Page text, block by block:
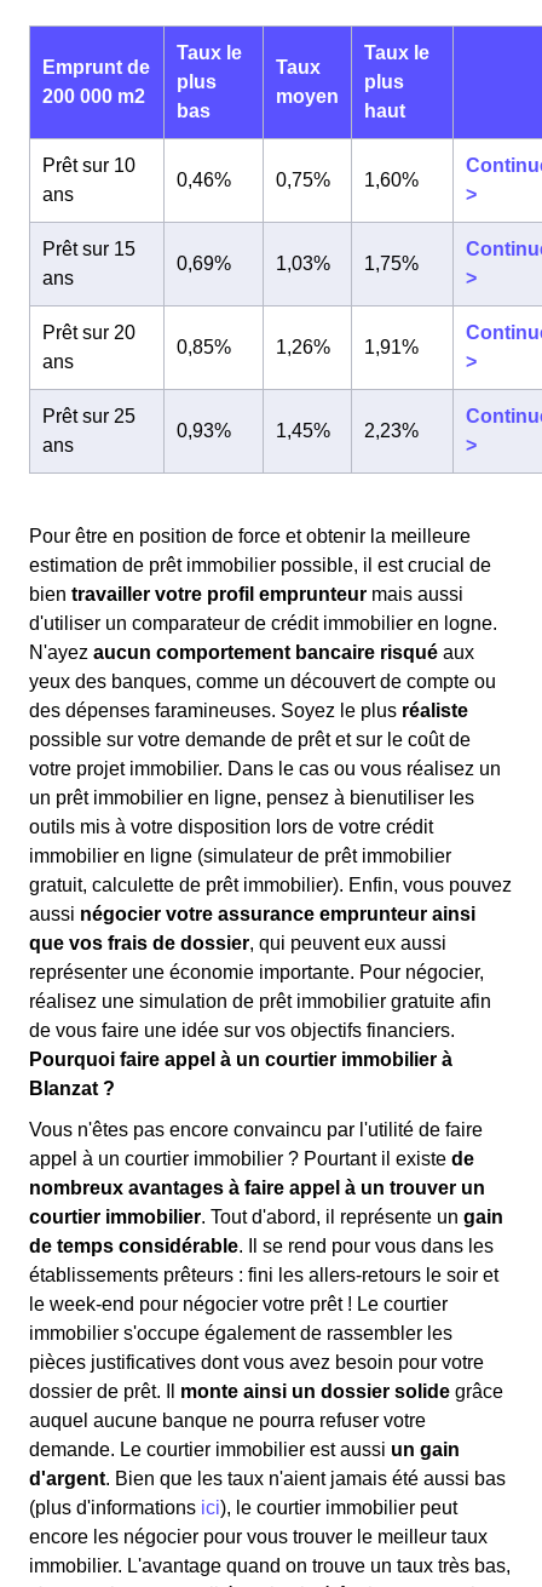
Emprunt de
200 000 m2
Taux le
plus
bas
Taux
moyen
Taux le
plus
haut
Prêt sur 10
ans
0,46% 0,75% 1,60%
>
Prêt sur 15
ans
0,69% 1,03% 1,75%
>
Prêt sur 20
ans
0,85% 1,26% 1,91%
>
Prêt sur 25
ans
0,93% 1,45% 2,23%
>
Pour être en position de force et obtenir la meilleure
estimation de prêt immobilier possible, il est crucial de
bien travailler votre profil emprunteur mais aussi
d'utiliser un comparateur de crédit immobilier en logne.
N'ayez aucun comportement bancaire risqué aux
yeux des banques, comme un découvert de compte ou
des dépenses faramineuses. Soyez le plus réaliste
possible sur votre demande de prêt et sur le coût de
votre projet immobilier. Dans le cas ou vous réalisez un
un prêt immobilier en ligne, pensez à bienutiliser les
outils mis à votre disposition lors de votre crédit
immobilier en ligne (simulateur de prêt immobilier
gratuit, calculette de prêt immobilier). Enfin, vous pouvez
aussi négocier votre assurance emprunteur ainsi
que vos frais de dossier, qui peuvent eux aussi
représenter une économie importante. Pour négocier,
réalisez une simulation de prêt immobilier gratuite afin
de vous faire une idée sur vos objectifs financiers.
Pourquoi faire appel à un courtier immobilier à
Blanzat ?
Vous n'êtes pas encore convaincu par l'utilité de faire
appel à un courtier immobilier ? Pourtant il existe de
nombreux avantages à faire appel à un trouver un
courtier immobilier. Tout d'abord, il représente un gain
de temps considérable. Il se rend pour vous dans les
établissements prêteurs : fini les allers-retours le soir et
le week-end pour négocier votre prêt ! Le courtier
immobilier s'occupe également de rassembler les
pièces justificatives dont vous avez besoin pour votre
dossier de prêt. Il monte ainsi un dossier solide grâce
auquel aucune banque ne pourra refuser votre
demande. Le courtier immobilier est aussi un gain
d'argent. Bien que les taux n'aient jamais été aussi bas
(plus d'informations ici), le courtier immobilier peut
encore les négocier pour vous trouver le meilleur taux
immobilier. L'avantage quand on trouve un taux très bas,